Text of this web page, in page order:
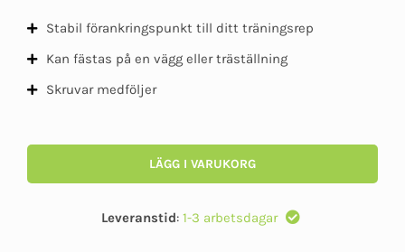
Stabil förankringspunkt till ditt träningsrep
Kan fästas på en vägg eller träställning
Skruvar medföljer
LÄGG I VARUKORG
Leveranstid: 1-3 arbetsdagar